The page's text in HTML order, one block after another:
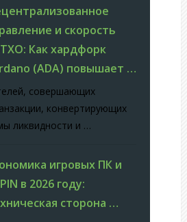
и скорость
Как хардфорк
(ADA) повышает …
совершающих
конвертирующих
ликвидности и …
игровых ПК и
в 2026 году:
сторона …